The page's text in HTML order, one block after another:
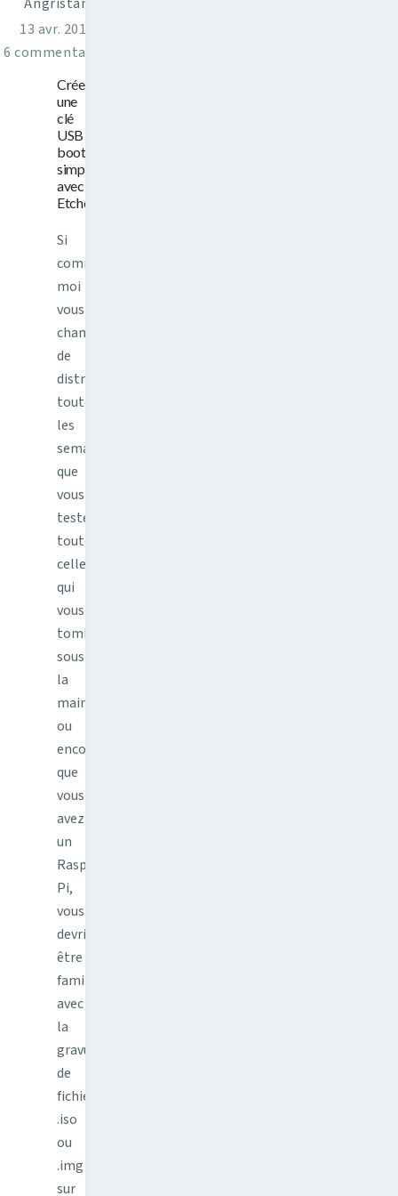
13 avr. 2016
6 commentaires
Créer
une
clé
USB
bootable
simplement
avec
Etcher
Si
comme
moi
vous
changez
de
distribution
toutes
les
semaines,
que
vous
testez
toutes
celles
qui
vous
tombent
sous
la
main,
ou
encore
que
vous
avez
un
Raspberry
Pi,
vous
devriez
être
familier
avec
la
gravure
de
fichiers
.iso
ou
.img
sur